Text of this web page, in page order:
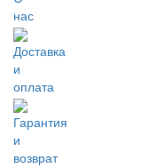
нас
Доставка
и
оплата
Гарантия
и
возврат